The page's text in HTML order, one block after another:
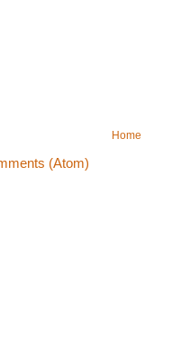
Home
(Atom)